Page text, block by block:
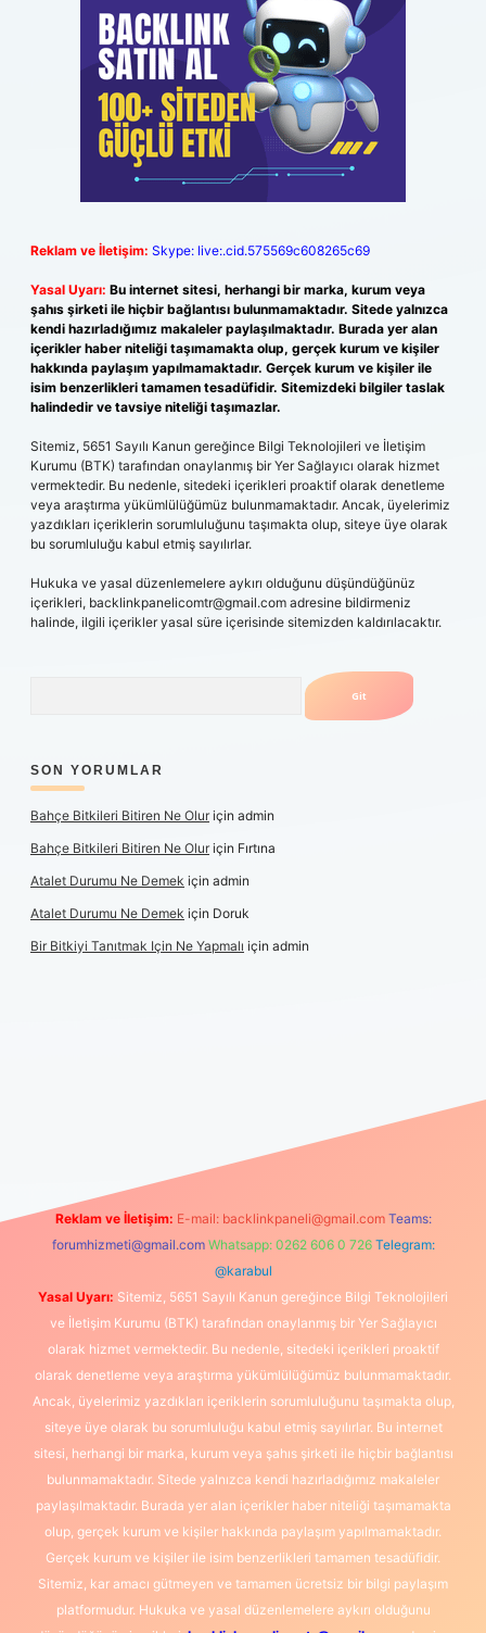
Reklam ve İletişim: Skype: live:.cid.575569c608265c69
Yasal Uyarı: Bu internet sitesi, herhangi bir marka, kurum veya
şahıs şirketi ile hiçbir bağlantısı bulunmamaktadır. Sitede yalnızca
kendi hazırladığımız makaleler paylaşılmaktadır. Burada yer alan
içerikler haber niteliği taşımamakta olup, gerçek kurum ve kişiler
hakkında paylaşım yapılmamaktadır. Gerçek kurum ve kişiler ile
isim benzerlikleri tamamen tesadüfidir. Sitemizdeki bilgiler taslak
halindedir ve tavsiye niteliği taşımazlar.
Sitemiz, 5651 Sayılı Kanun gereğince Bilgi Teknolojileri ve İletişim
Kurumu (BTK) tarafından onaylanmış bir Yer Sağlayıcı olarak hizmet
vermektedir. Bu nedenle, sitedeki içerikleri proaktif olarak denetleme
veya araştırma yükümlülüğümüz bulunmamaktadır. Ancak, üyelerimiz
yazdıkları içeriklerin sorumluluğunu taşımakta olup, siteye üye olarak
bu sorumluluğu kabul etmiş sayılırlar.
Hukuka ve yasal düzenlemelere aykırı olduğunu düşündüğünüz
içerikleri, backlinkpanelicomtr@gmail.com adresine bildirmeniz
halinde, ilgili içerikler yasal süre içerisinde sitemizden kaldırılacaktır.
SON YORUMLAR
Bahçe Bitkileri Bitiren Ne Oluriçin admin
Bahçe Bitkileri Bitiren Ne Oluriçin Fırtına
Atalet Durumu Ne Demek için admin
Atalet Durumu Ne Demek için Doruk
Bir Bitkiyi Tanıtmak Için Ne Yapmalı için admin
Reklam ve İletişim: E-mail: backlinkpaneli@gmail.com Teams:
forumhizmeti@gmail.com Whatsapp: 0262 606 0 726 Telegram:
@karabul
Yasal Uyarı: Sitemiz, 5651 Sayılı Kanun gereğince Bilgi Teknolojileri
ve İletişim Kurumu (BTK) tarafından onaylanmış bir Yer Sağlayıcı
olarak hizmet vermektedir. Bu nedenle, sitedeki içerikleri proaktif
olarak denetleme veya araştırma yükümlülüğümüz bulunmamaktadır.
Ancak, üyelerimiz yazdıkları içeriklerin sorumluluğunu taşımakta olup,
siteye üye olarak bu sorumluluğu kabul etmiş sayılırlar. Bu internet
sitesi, herhangi bir marka, kurum veya şahıs şirketi ile hiçbir bağlantısı
bulunmamaktadır. Sitede yalnızca kendi hazırladığımız makaleler
paylaşılmaktadır. Burada yer alan içerikler haber niteliği taşımamakta
olup, gerçek kurum ve kişiler hakkında paylaşım yapılmamaktadır.
Gerçek kurum ve kişiler ile isim benzerlikleri tamamen tesadüfidir.
Sitemiz, kar amacı gütmeyen ve tamamen ücretsiz bir bilgi paylaşım
platformudur. Hukuka ve yasal düzenlemelere aykırı olduğunu